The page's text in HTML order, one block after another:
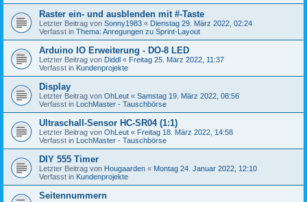
Raster ein- und ausblenden mit #-Taste
Letzter Beitrag von Sonny1983 « Dienstag 29. März 2022, 02:24
Verfasst in Thema: Anregungen zu Sprint-Layout
Arduino IO Erweiterung - DO-8 LED
Letzter Beitrag von Diddl « Freitag 25. März 2022, 11:37
Verfasst in Kundenprojekte
Display
Letzter Beitrag von OhLeut « Samstag 19. März 2022, 08:56
Verfasst in LochMaster - Tauschbörse
Ultraschall-Sensor HC-SR04 (1:1)
Letzter Beitrag von OhLeut « Freitag 18. März 2022, 14:58
Verfasst in LochMaster - Tauschbörse
DIY 555 Timer
Letzter Beitrag von Hougaarden « Montag 24. Januar 2022, 12:10
Verfasst in Kundenprojekte
Seitennummern